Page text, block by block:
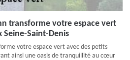
transforme votre espace vert
Saint-Denis
votre espace vert avec des petits
ainsi une oasis de tranquillité au cœur